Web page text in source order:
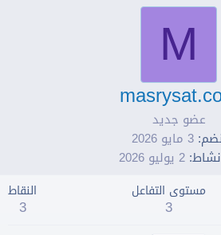
M
عضو جديد
3 مايو 2026
2 يوليو 2026
مستوى التفاعل
3
النقاط
3